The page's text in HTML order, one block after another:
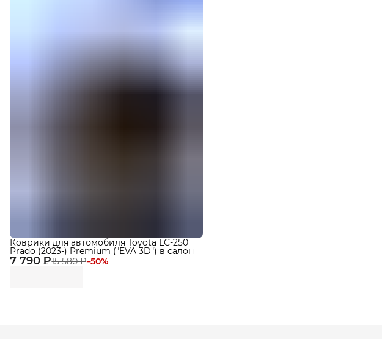
7 790 ₽15 580 ₽−50%
Коврики для автомобиля Toyota LC-250
Prado (2023-) Premium ("EVA 3D") в cалон